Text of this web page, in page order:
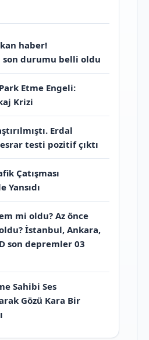
haber!
son durumu belli oldu
Etme Engeli:
Krizi
Erdal
testi pozitif çıktı
Çatışması
Yansıdı
mi oldu? Az önce
İstanbul, Ankara,
son depremler 03
Sahibi Ses
Gözü Kara Bir